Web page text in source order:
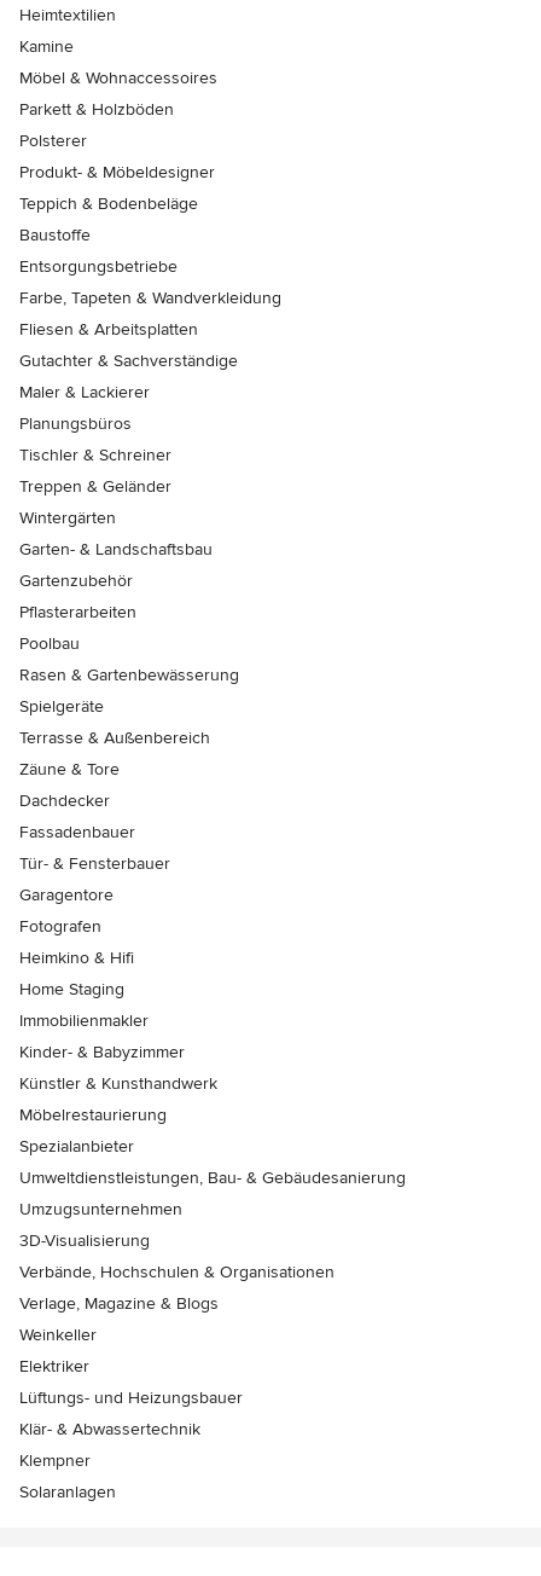
Heimtextilien
Kamine
Möbel & Wohnaccessoires
Parkett & Holzböden
Polsterer
Produkt- & Möbeldesigner
Teppich & Bodenbeläge
Baustoffe
Entsorgungsbetriebe
Farbe, Tapeten & Wandverkleidung
Fliesen & Arbeitsplatten
Gutachter & Sachverständige
Maler & Lackierer
Planungsbüros
Tischler & Schreiner
Treppen & Geländer
Wintergärten
Garten- & Landschaftsbau
Gartenzubehör
Pflasterarbeiten
Poolbau
Rasen & Gartenbewässerung
Spielgeräte
Terrasse & Außenbereich
Zäune & Tore
Dachdecker
Fassadenbauer
Tür- & Fensterbauer
Garagentore
Fotografen
Heimkino & Hifi
Home Staging
Immobilienmakler
Kinder- & Babyzimmer
Künstler & Kunsthandwerk
Möbelrestaurierung
Spezialanbieter
Umweltdienstleistungen, Bau- & Gebäudesanierung
Umzugsunternehmen
3D-Visualisierung
Verbände, Hochschulen & Organisationen
Verlage, Magazine & Blogs
Weinkeller
Elektriker
Lüftungs- und Heizungsbauer
Klär- & Abwassertechnik
Klempner
Solaranlagen